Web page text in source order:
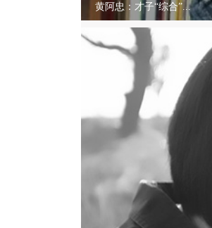
黄阿忠：才子“综合”...